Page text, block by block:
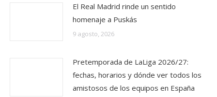
El Real Madrid rinde un sentido
homenaje a Puskás
9 agosto, 2026
Pretemporada de LaLiga 2026/27:
fechas, horarios y dónde ver todos los
amistosos de los equipos en España